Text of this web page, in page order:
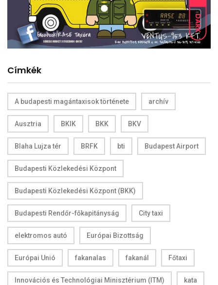
DARK
Címkék
A budapesti magántaxisok története archív
Ausztria BKIK BKK BKV
Blaha Lujza tér BRFK bti Budapest Airport
Budapesti Közlekedési Központ
Budapesti Közlekedési Központ (BKK)
Budapesti Rendőr-főkapitányság City taxi
elektromos autó Európai Bizottság
Európai Unió fakanalas fakanál Főtaxi
Innovációs és Technológiai Minisztérium (ITM) kata